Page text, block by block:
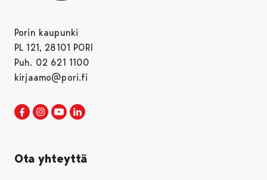
Porin kaupunki
PL 121, 28101 PORI
Puh. 02 621 1100
kirjaamo@pori.fi
Porin kaupunki Facebookissa
Avautuu uudessa välilehdessä
Porin kaupunki Instagramissa
Avautuu uudessa välilehdessä
Porin kaupunki Youtubessa
Avautuu uudessa välilehdessä
Ota yhteyttä